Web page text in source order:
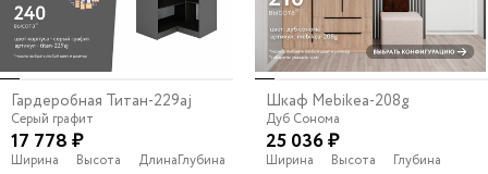
Гардеробная Титан-229aj
Серый графит
17 778 ₽
Ширина
Высота
ДлинаГлубина
Шкаф Mebikea-208g
Дуб Сонома
25 036 ₽
Ширина
Высота
Глубина